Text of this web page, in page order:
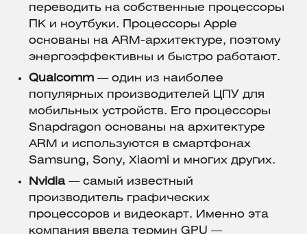
переводить на собственные процессоры
ПК и ноутбуки. Процессоры Apple
основаны на ARM-архитектуре, поэтому
энергоэффективны и быстро работают.
Qualcomm — один из наиболее
популярных производителей ЦПУ для
мобильных устройств. Его процессоры
Snapdragon основаны на архитектуре
ARM и используются в смартфонах
Samsung, Sony, Xiaomi и многих других.
Nvidia— самый известный
производитель графических
процессоров и видеокарт. Именно эта
компания ввела термин GPU —